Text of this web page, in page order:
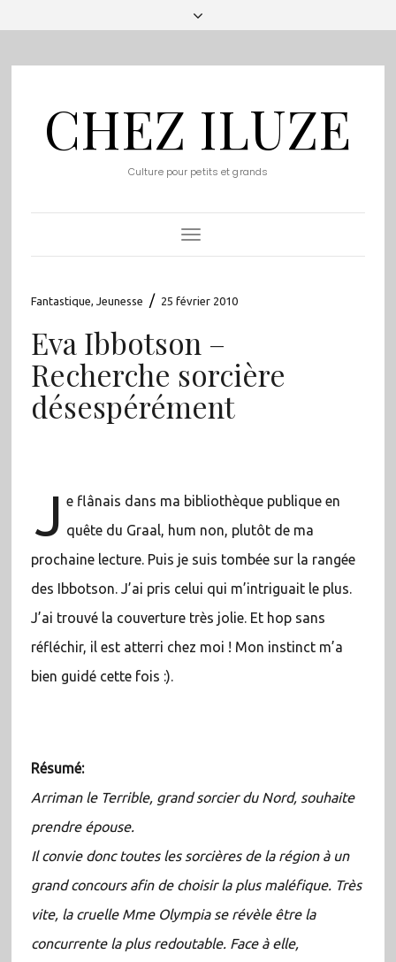
CHEZ ILUZE
Culture pour petits et grands
Toggle
Navigation
Fantastique, Jeunesse / 25 février 2010
Eva Ibbotson –
Recherche sorcière
désespérément
J e flânais dans ma bibliothèque publique en
quête du Graal, hum non, plutôt de ma
prochaine lecture. Puis je suis tombée sur la rangée
des Ibbotson. J’ai pris celui qui m’intriguait le plus.
J’ai trouvé la couverture très jolie. Et hop sans
réfléchir, il est atterri chez moi ! Mon instinct m’a
bien guidé cette fois :).
Résumé:
Arriman le Terrible, grand sorcier du Nord, souhaite
prendre épouse.
Il convie donc toutes les sorcières de la région à un
grand concours afin de choisir la plus maléfique. Très
vite, la cruelle Mme Olympia se révèle être la
concurrente la plus redoutable. Face à elle,